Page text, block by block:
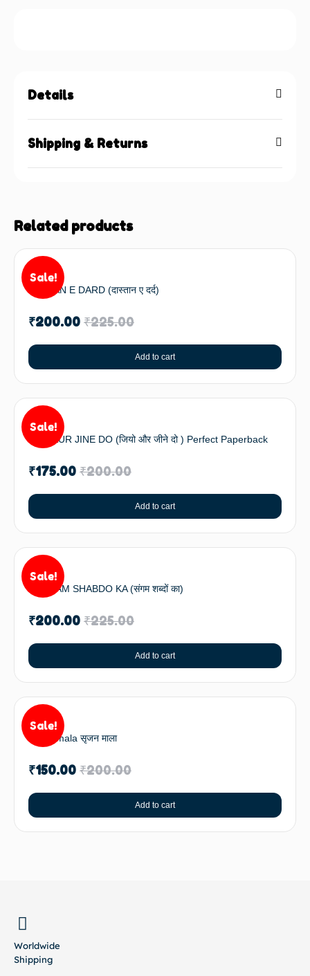
Details
Shipping & Returns
Related products
Sale!
DASTAN E DARD (दास्तान ए दर्द)
₹225.00
₹200.00
Add to cart
Sale!
JIYO AUR JINE DO (जियो और जीने दो ) Perfect Paperback
₹200.00
₹175.00
Add to cart
Sale!
SANGAM SHABDO KA (संगम शब्दों का)
₹225.00
₹200.00
Add to cart
Sale!
Srijan mala सृजन माला
₹200.00
₹150.00
Add to cart
Worldwide
Shipping